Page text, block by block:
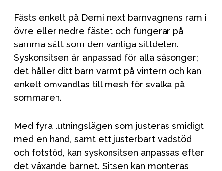
Fästs enkelt på Demi next barnvagnens ram i
övre eller nedre fästet och fungerar på
samma sätt som den vanliga sittdelen.
Syskonsitsen är anpassad för alla säsonger;
det håller ditt barn varmt på vintern och kan
enkelt omvandlas till mesh för svalka på
sommaren.
Med fyra lutningslägen som justeras smidigt
med en hand, samt ett justerbart vadstöd
och fotstöd, kan syskonsitsen anpassas efter
det växande barnet. Sitsen kan monteras